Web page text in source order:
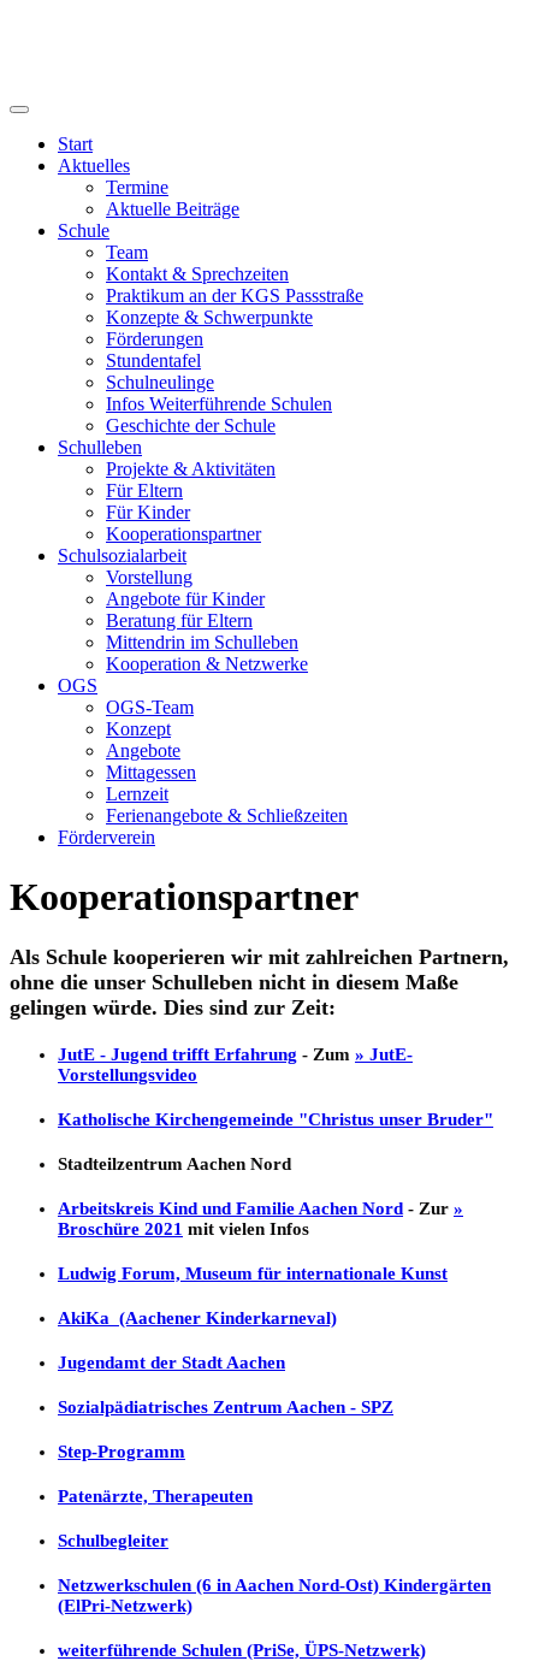
Start
Aktuelles
Termine
Aktuelle Beiträge
Schule
Team
Kontakt & Sprechzeiten
Praktikum an der KGS Passstraße
Konzepte & Schwerpunkte
Förderungen
Stundentafel
Schulneulinge
Infos Weiterführende Schulen
Geschichte der Schule
Schulleben
Projekte & Aktivitäten
Für Eltern
Für Kinder
Kooperationspartner
Schulsozialarbeit
Vorstellung
Angebote für Kinder
Beratung für Eltern
Mittendrin im Schulleben
Kooperation & Netzwerke
OGS
OGS-Team
Konzept
Angebote
Mittagessen
Lernzeit
Ferienangebote & Schließzeiten
Förderverein
Kooperationspartner
Als Schule kooperieren wir mit zahlreichen Partnern,
ohne die unser Schulleben nicht in diesem Maße
gelingen würde. Dies sind zur Zeit:
JutE - Jugend trifft Erfahrung - Zum » JutE-
Vorstellungsvideo
Katholische Kirchengemeinde "Christus unser Bruder"
Stadteilzentrum Aachen Nord
Arbeitskreis Kind und Familie Aachen Nord - Zur »
Broschüre 2021 mit vielen Infos
Ludwig Forum, Museum für internationale Kunst
AkiKa (Aachener Kinderkarneval)
Jugendamt der Stadt Aachen
Sozialpädiatrisches Zentrum Aachen - SPZ
Step-Programm
Patenärzte, Therapeuten
Schulbegleiter
Netzwerkschulen (6 in Aachen Nord-Ost) Kindergärten
(ElPri-Netzwerk)
weiterführende Schulen (PriSe, ÜPS-Netzwerk)